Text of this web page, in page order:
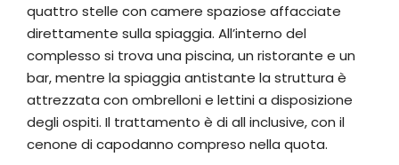
quattro stelle con camere spaziose affacciate
direttamente sulla spiaggia. All’interno del
complesso si trova una piscina, un ristorante e un
bar, mentre la spiaggia antistante la struttura è
attrezzata con ombrelloni e lettini a disposizione
degli ospiti. Il trattamento è di all inclusive, con il
cenone di capodanno compreso nella quota.